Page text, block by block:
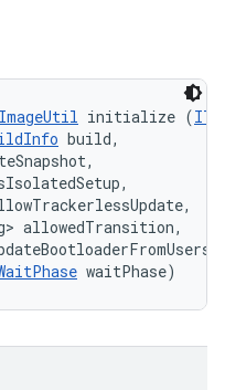
initialize (
build,
allowedTransition,
waitPhase)